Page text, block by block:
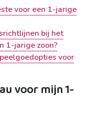
voor een 1-jarige
bij het
1-jarige zoon?
voor
voor mijn 1-